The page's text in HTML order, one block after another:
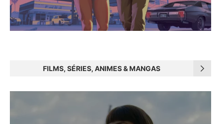
FILMS, SÉRIES, ANIMES & MANGAS